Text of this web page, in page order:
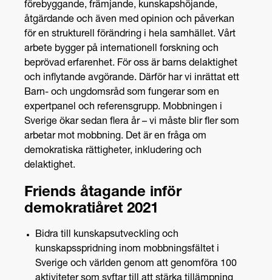
förebyggande, främjande, kunskapshöjande,
åtgärdande och även med opinion och påverkan
för en strukturell förändring i hela samhället. Vårt
arbete bygger på internationell forskning och
beprövad erfarenhet. För oss är barns delaktighet
och inflytande avgörande. Därför har vi inrättat ett
Barn- och ungdomsråd som fungerar som en
expertpanel och referensgrupp. Mobbningen i
Sverige ökar sedan flera år – vi måste blir fler som
arbetar mot mobbning. Det är en fråga om
demokratiska rättigheter, inkludering och
delaktighet.
Friends åtagande inför
demokratiåret 2021
Bidra till kunskapsutveckling och
kunskapsspridning inom mobbningsfältet i
Sverige och världen genom att genomföra 100